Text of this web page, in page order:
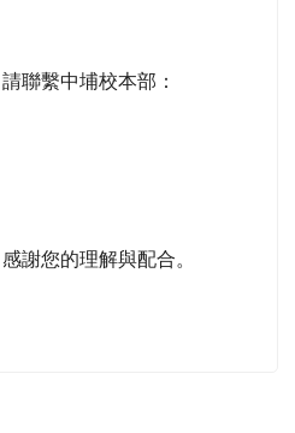
聯繫中埔校本部：
謝您的理解與配合。